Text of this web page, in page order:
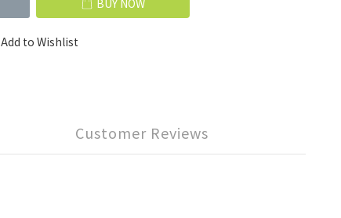
BUY NOW
Add to Wishlist
Customer Reviews